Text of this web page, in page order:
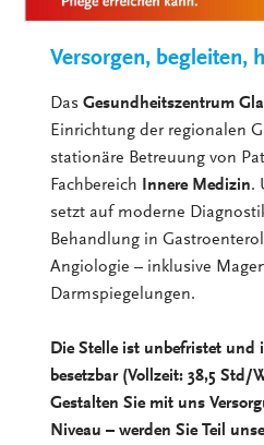
Versorgen, begleiten,
DasGesundheitszentrum
Einrichtung der regionalen
stationäre Betreuung von
Fachbereich Innere Medizin.
setzt auf moderne
Behandlung in
Angiologie – inklusive
Darmspiegelungen.
Die Stelle ist unbefristet und
besetzbar (Vollzeit: 38,5 Std/
Gestalten Sie mit uns
Niveau – werden Sie Teil